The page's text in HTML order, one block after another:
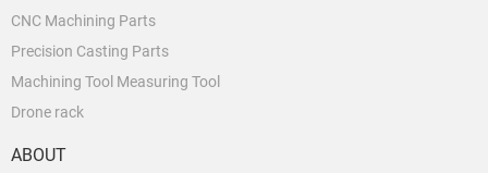
CNC Machining Parts
Precision Casting Parts
Machining Tool Measuring Tool
Drone rack
ABOUT